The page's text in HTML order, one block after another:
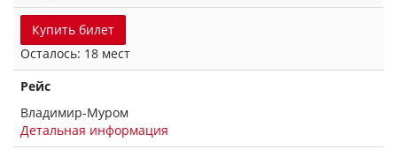
Купить билет
Осталось: 18 мест
Рейс
Владимир-Муром
Детальная информация